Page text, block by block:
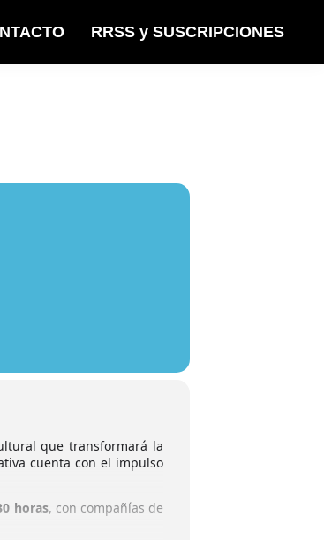
RRSS y SUSCRIPCIONES
que transformará la
cuenta con el impulso
horas, con compañías de